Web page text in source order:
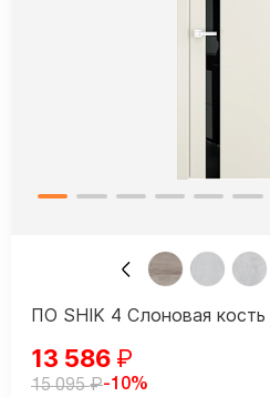
ПО SHIK 4 Слоновая кость
13 586 ₽
15 095₽-10%